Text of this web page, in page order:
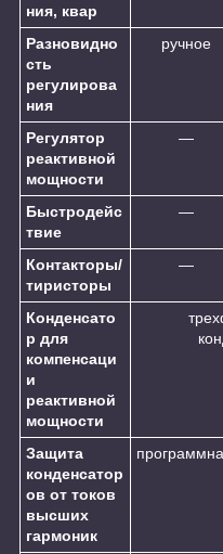
ния, квар
Разновидно
сть
регулирова
ния
ручное
Регулятор
реактивной
мощности
—
Быстродейс
твие
—
Контакторы/
тиристоры
—
Конденсато
р для
компенсаци
и
реактивной
мощности
Защита
конденсатор
ов от токов
высших
гармоник